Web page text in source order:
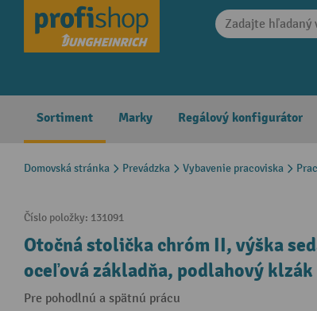
Skip to main navigation
Sortiment Marky Regálový konfigurátor
Domovská stránka Prevádzka Vybavenie pracoviska
Číslo položky: 131091
Otočná stolička chróm II, výška
oceľová základňa, podlahový klzák
Pre pohodlnú a spätnú prácu